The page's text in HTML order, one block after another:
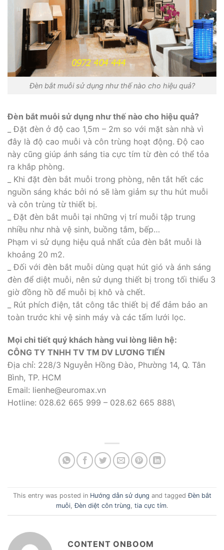
Đèn bắt muỗi sử dụng như thế nào cho hiệu quả?
Đèn bắt muỗi sử dụng như thế nào cho hiệu quả?
_ Đặt đèn ở độ cao 1,5m – 2m so với mặt sàn nhà vì
đây là độ cao muỗi và côn trùng hoạt động. Độ cao
này cũng giúp ánh sáng tia cực tím từ đèn có thể tỏa
ra khắp phòng.
_ Khi đặt đèn bắt muỗi trong phòng, nên tắt hết các
nguồn sáng khác bởi nó sẽ làm giảm sự thu hút muỗi
và côn trùng từ thiết bị.
_ Đặt đèn bắt muỗi tại những vị trí muỗi tập trung
nhiều như nhà vệ sinh, buồng tắm, bếp…
Phạm vi sử dụng hiệu quả nhất của đèn bắt muỗi là
khoảng 20 m2.
_ Đối với đèn bắt muỗi dùng quạt hút gió và ánh sáng
đèn để diệt muỗi, nên sử dụng thiết bị trong tối thiểu 3
giờ đồng hồ để muỗi bị khô và chết.
_ Rút phích điện, tắt công tắc thiết bị để đảm bảo an
toàn trước khi vệ sinh máy và các tấm lưới lọc.
Mọi chi tiết quý khách hàng vui lòng liên hệ:
CÔNG TY TNHH TV TM DV LƯƠNG TIẾN
Địa chỉ: 228/3 Nguyễn Hồng Đào, Phường 14, Q. Tân
Bình, TP. HCM
Email: lienhe@euromax.vn
Hotline: 028.62 665 999 – 028.62 665 888\
This entry was posted in Hướng dẫn sử dụng and taggedĐèn bắt
muỗi,Đèn diệt côn trùng, tia cực tím.
CONTENT ONBOOM